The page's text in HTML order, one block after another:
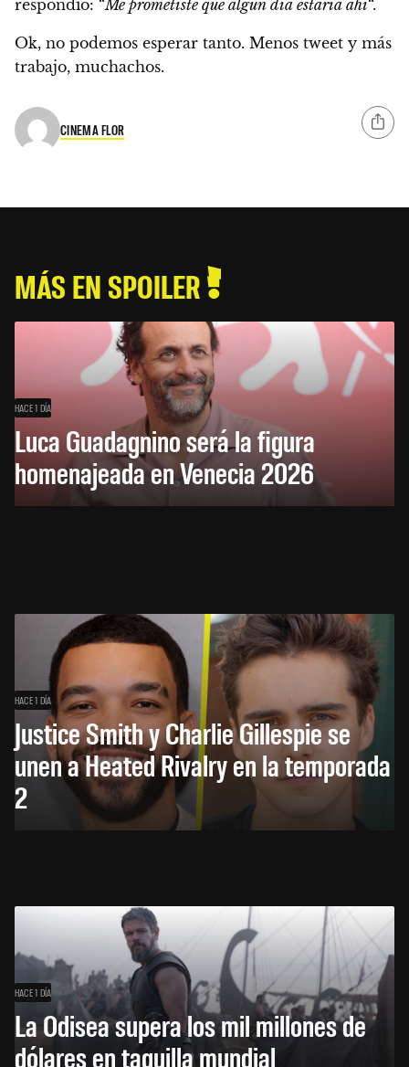
respondió: “Me prometiste que algún día estaría ahí“.
Ok, no podemos esperar tanto. Menos tweet y más
trabajo, muchachos.
CINEMA FLOR
MÁS EN SPOILER
HACE 1 DÍA
Luca Guadagnino será la figura
homenajeada en Venecia 2026
HACE 1 DÍA
Justice Smith y Charlie Gillespie se
unen a Heated Rivalry en la temporada
2
HACE 1 DÍA
La Odisea supera los mil millones de
dólares en taquilla mundial